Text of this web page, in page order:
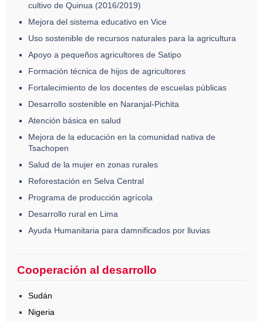
cultivo de Quinua (2016/2019)
Mejora del sistema educativo en Vice
Uso sostenible de recursos naturales para la agricultura
Apoyo a pequeños agricultores de Satipo
Formación técnica de hijos de agricultores
Fortalecimiento de los docentes de escuelas públicas
Desarrollo sostenible en Naranjal-Pichita
Atención básica en salud
Mejora de la educación en la comunidad nativa de
Tsachopen
Salud de la mujer en zonas rurales
Reforestación en Selva Central
Programa de producción agrícola
Desarrollo rural en Lima
Ayuda Humanitaria para damnificados por lluvias
Cooperación al desarrollo
Sudán
Nigeria